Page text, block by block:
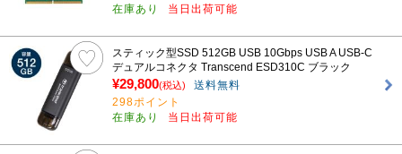
在庫あり
当日出荷可能
スティック型SSD 512GB USB 10Gbps USB A USB-C
デュアルコネクタ Transcend ESD310C ブラック
¥29,800(税込)
送料無料
298ポイント
在庫あり
当日出荷可能